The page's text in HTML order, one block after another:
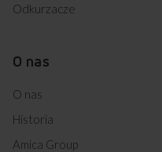
Odkurzacze
O nas
O nas
Historia
Amica Group